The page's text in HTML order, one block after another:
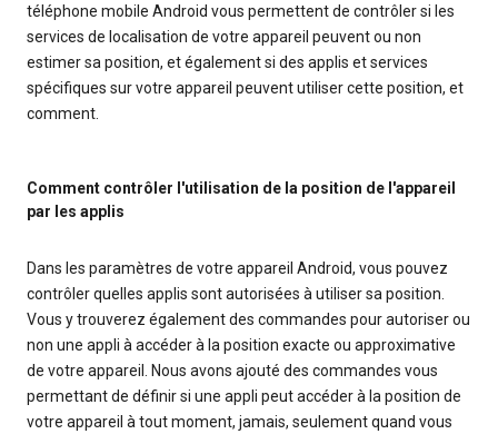
téléphone mobile Android vous permettent de contrôler si les
services de localisation de votre appareil peuvent ou non
estimer sa position, et également si des applis et services
spécifiques sur votre appareil peuvent utiliser cette position, et
comment.
Comment contrôler l'utilisation de la position de l'appareil
par les applis
Dans les paramètres de votre appareil Android, vous pouvez
contrôler quelles applis sont autorisées à utiliser sa position.
Vous y trouverez également des commandes pour autoriser ou
non une appli à accéder à la position exacte ou approximative
de votre appareil. Nous avons ajouté des commandes vous
permettant de définir si une appli peut accéder à la position de
votre appareil à tout moment, jamais, seulement quand vous